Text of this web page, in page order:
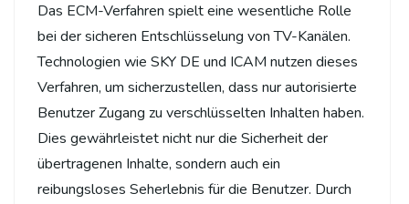
Das ECM-Verfahren spielt eine wesentliche Rolle
bei der sicheren Entschlüsselung von TV-Kanälen.
Technologien wie SKY DE und ICAM nutzen dieses
Verfahren, um sicherzustellen, dass nur autorisierte
Benutzer Zugang zu verschlüsselten Inhalten haben.
Dies gewährleistet nicht nur die Sicherheit der
übertragenen Inhalte, sondern auch ein
reibungsloses Seherlebnis für die Benutzer. Durch